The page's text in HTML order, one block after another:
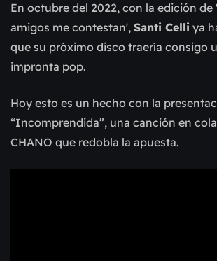
En octubre del 2022, con la edición de
amigos me contestan', Santi Celli ya
que su próximo disco traería consigo
impronta pop.
Hoy esto es un hecho con la
“Incomprendida”, una canción en
CHANO que redobla la apuesta.